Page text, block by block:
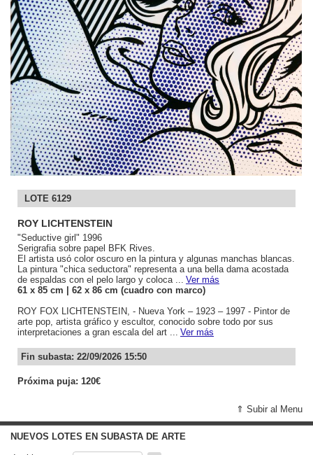
LOTE 6129
ROY LICHTENSTEIN
"Seductive girl" 1996
Serigrafia sobre papel BFK Rives.
El artista usó color oscuro en la pintura y algunas manchas blancas.
La pintura "chica seductora" representa a una bella dama acostada
de espaldas con el pelo largo y coloca ...
Ver más
61 x 85 cm | 62 x 86 cm (cuadro con marco)
ROY FOX LICHTENSTEIN, - Nueva York – 1923 – 1997 - Pintor de
arte pop, artista gráfico y escultor, conocido sobre todo por sus
interpretaciones a gran escala del art ...
Ver más
Fin subasta: 22/09/2026 15:50
Próxima puja: 120€
⇑ Subir al Menu
NUEVOS LOTES EN SUBASTA DE ARTE